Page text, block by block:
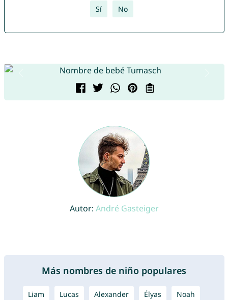
Sí No
Autor: André Gasteiger
Más nombres de niño populares
Liam Lucas Alexander Élyas Noah